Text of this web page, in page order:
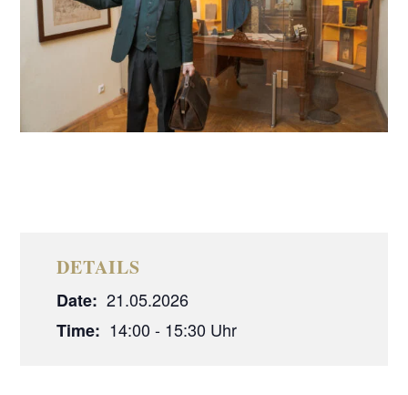
DETAILS
Date: 21.05.2026
Time: 14:00 - 15:30